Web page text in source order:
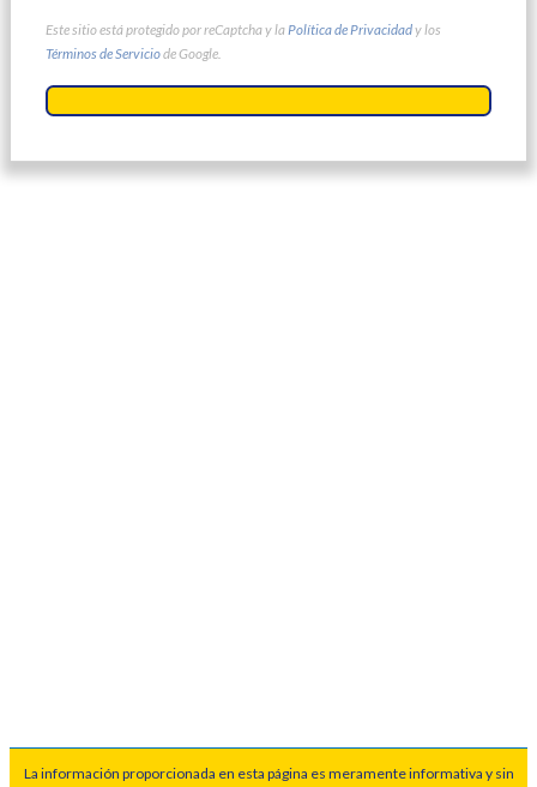
Este sitio está protegido por reCaptcha y la Política de Privacidady los
Términos de Serviciode Google.
La información proporcionada en esta página es meramente informativa y sin